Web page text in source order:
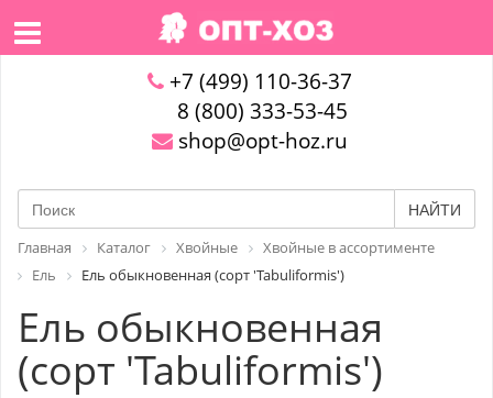
+7 (499) 110-36-37
8 (800) 333-53-45
shop@opt-hoz.ru
НАЙТИ
Главная Каталог Хвойные
Хвойные в ассортименте
Ель
Ель обыкновенная (сорт 'Tabuliformis')
Ель обыкновенная
(сорт 'Tabuliformis')